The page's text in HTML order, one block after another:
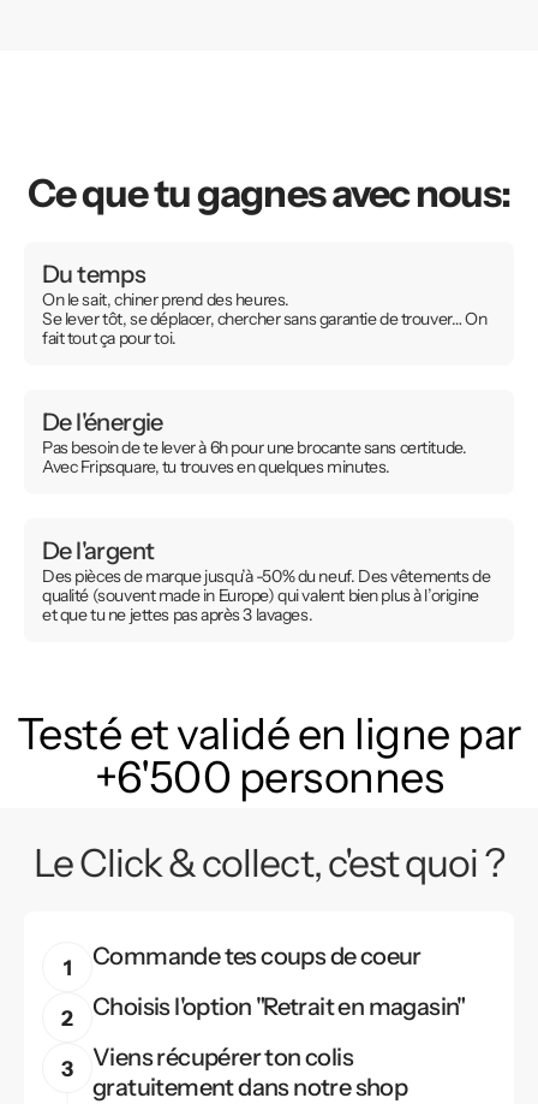
Ce que tu gagnes avec nous:
Du temps
On le sait, chiner prend des heures.
Se lever tôt, se déplacer, chercher sans garantie de trouver… On
fait tout ça pour toi.
De l'énergie
Pas besoin de te lever à 6h pour une brocante sans certitude.
Avec Fripsquare, tu trouves en quelques minutes.
De l'argent
Des pièces de marque jusqu’à -50% du neuf. Des vêtements de
qualité (souvent made in Europe) qui valent bien plus à l’origine
et que tu ne jettes pas après 3 lavages.
Testé et validé en ligne par
+6'500 personnes
Le Click & collect, c'est quoi ?
Commande tes coups de coeur
Choisis l'option "Retrait en magasin"
Viens récupérer ton colis
gratuitement dans notre shop